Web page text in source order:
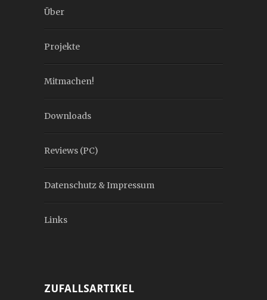
Über
Projekte
Mitmachen!
Downloads
Reviews (PC)
Datenschutz & Impressum
Links
ZUFALLSARTIKEL